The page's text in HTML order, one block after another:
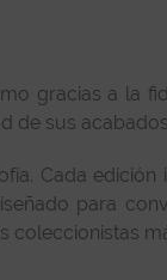
gracias a la
de sus
Cada
para
coleccionistas